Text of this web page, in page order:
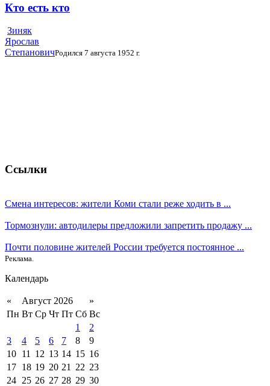
Кто есть кто
Зиняк
Ярослав
СтепановичРодился 7 августа 1952 г.
Ссылки
Смена интересов: жители Коми стали реже ходить в ...
Тормознули: автодилеры предложили запретить продажу ...
Почти половине жителей России требуется постоянное ...
Реклама.
Календарь
« Август 2026
»
Пн Вт Ср Чт Пт Сб Вс
1
2
3
4 5 6 7 8
9
10 11 12 13 14 15 16
17 18 19 20 21 22 23
24 25 26 27 28 29 30